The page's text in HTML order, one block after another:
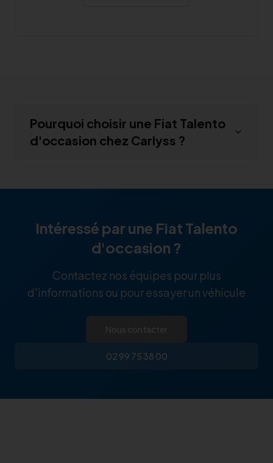
Pourquoi choisir une Fiat Talento
d'occasion chez Carlyss ?
Intéressé par une Fiat Talento
d'occasion ?
Contactez nos équipes pour plus
d'informations ou pour essayer un véhicule
Nous contacter
02 99 75 38 00